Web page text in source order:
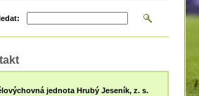
jednota Hrubý Jeseník, z. s.